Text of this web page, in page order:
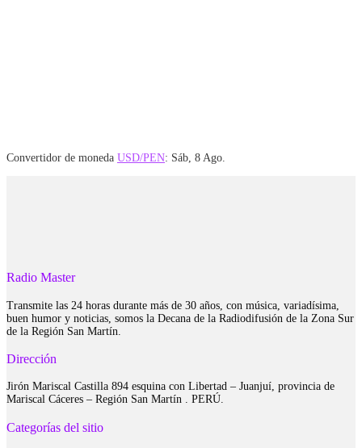
Convertidor de moneda USD/PEN: Sáb, 8 Ago.
Radio Master
Transmite las 24 horas durante más de 30 años, con música, variadísima,
buen humor y noticias, somos la Decana de la Radiodifusión de la Zona Sur
de la Región San Martín.
Dirección
Jirón Mariscal Castilla 894 esquina con Libertad – Juanjuí, provincia de
Mariscal Cáceres – Región San Martín . PERÚ.
Categorías del sitio